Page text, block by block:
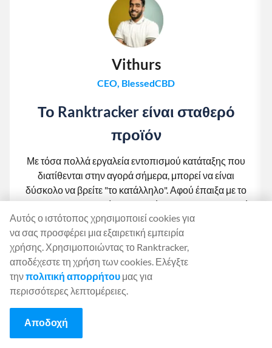
1 2 3
Vithurs
CEO, BlessedCBD
Το Ranktracker είναι σταθερό
προϊόν
Με τόσα πολλά εργαλεία εντοπισμού κατάταξης που
διατίθενται στην αγορά σήμερα, μπορεί να είναι
δύσκολο να βρείτε "το κατάλληλο". Αφού έπαιξα με το
Ranktracker και συζήτησα τα διάφορα χαρακτηριστικά
του με τον Felix, μου είναι σαφές ότι έχουν ένα σταθερό
προϊόν. Για όποιον έχει ακόμα αμφιβολίες,
προσφέρουν μια δωρεάν δοκιμή 7 ημερών, η οποία
σας επιτρέπει να εξερευνήσετε το εργαλείο πριν
πάρετε μια απόφαση!
Αυτός ο ιστότοπος χρησιμοποιεί cookies για
να σας προσφέρει μια εξαιρετική εμπειρία
χρήσης. Χρησιμοποιώντας το Ranktracker,
αποδέχεστε τη χρήση των cookies. Ελέγξτε
τηνπολιτική απορρήτου μας για
περισσότερες λεπτομέρειες.
Αποδοχή